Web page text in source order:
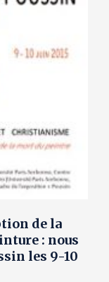
de la
: nous
les 9-10